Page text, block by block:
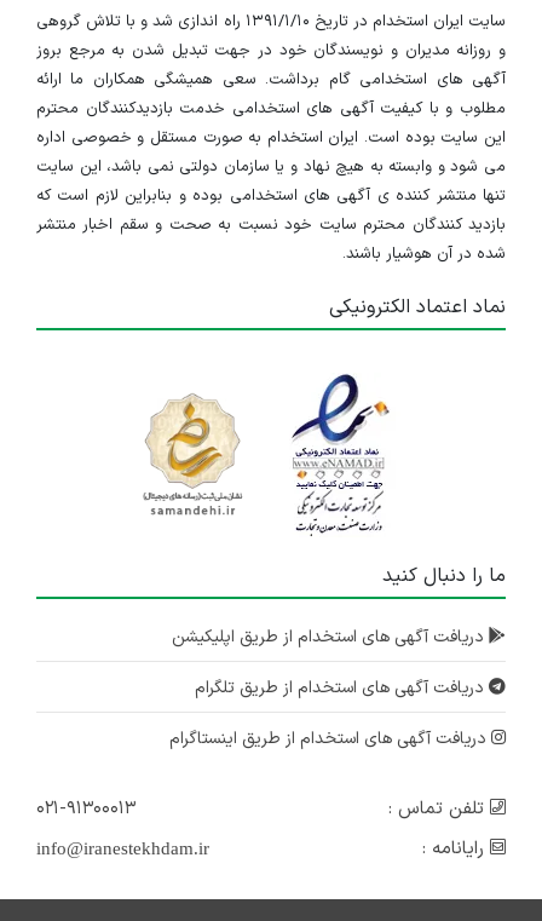
سایت ایران استخدام در تاریخ ۱۳۹۱/۱/۱۰ راه اندازی شد و با تلاش گروهی
و روزانه مدیران و نویسندگان خود در جهت تبدیل شدن به مرجع بروز
آگهی های استخدامی گام برداشت. سعی همیشگی همکاران ما ارائه
مطلوب و با کیفیت آگهی های استخدامی خدمت بازدیدکنندگان محترم
این سایت بوده است. ایران استخدام به صورت مستقل و خصوصی اداره
می شود و وابسته به هیچ نهاد و یا سازمان دولتی نمی باشد، این سایت
تنها منتشر کننده ی آگهی های استخدامی بوده و بنابراین لازم است که
بازدید کنندگان محترم سایت خود نسبت به صحت و سقم اخبار منتشر
شده در آن هوشیار باشند.
نماد اعتماد الکترونیکی
ما را دنبال کنید
دریافت آگهی های استخدام از طریق اپلیکیشن
دریافت آگهی های استخدام از طریق تلگرام
دریافت آگهی های استخدام از طریق اینستاگرام
تلفن تماس :
۰۲۱-۹۱۳۰۰۰۱۳
رایانامه :
info@iranestekhdam.ir